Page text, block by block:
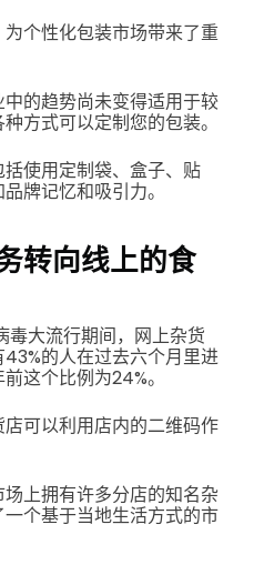
个性化包装市场带来了重
的趋势尚未变得适用于较
方式可以定制您的包装。
使用定制袋、盒子、贴
牌记忆和吸引力。
转向线上的食
毒大流行期间，网上杂货
的人在过去六个月里进
这个比例为24%。
可以利用店内的二维码作
上拥有许多分店的知名杂
个基于当地生活方式的市